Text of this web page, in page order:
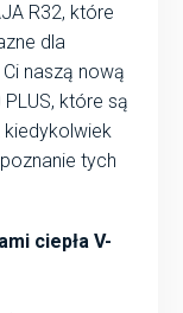
R32, które
dla
naszą nową
które są
kiedykolwiek
tych
ciepła V-